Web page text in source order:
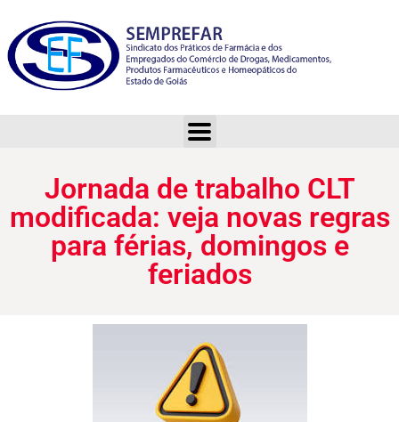
Jornada de trabalho CLT
modificada: veja novas regras
para férias, domingos e
feriados